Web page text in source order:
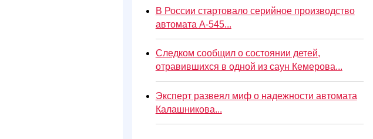
В России стартовало серийное производство
автомата А-545...
Следком сообщил о состоянии детей,
отравившихся в одной из саун Кемерова...
Эксперт развеял миф о надежности автомата
Калашникова...